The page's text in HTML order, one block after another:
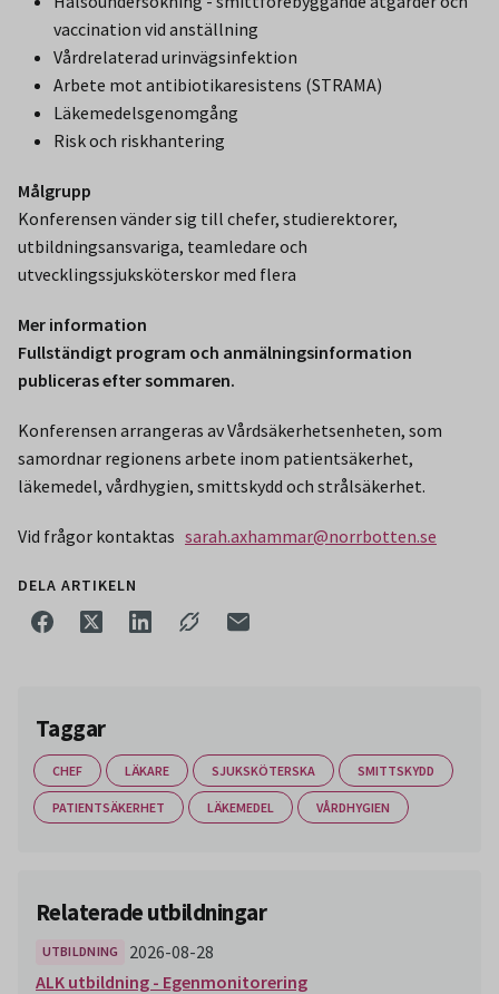
vaccination vid anställning
Vårdrelaterad urinvägsinfektion
Arbete mot antibiotikaresistens (STRAMA)
Läkemedelsgenomgång
Risk och riskhantering
Målgrupp
Konferensen vänder sig till chefer, studierektorer,
utbildningsansvariga, teamledare och
utvecklingssjuksköterskor med flera
Mer information
Fullständigt program och anmälningsinformation
publiceras efter sommaren.
Konferensen arrangeras av Vårdsäkerhetsenheten, som
samordnar regionens arbete inom patientsäkerhet,
läkemedel, vårdhygien, smittskydd och strålsäkerhet.
Vid frågor kontaktas sarah.axhammar@norrbotten.se
DELA ARTIKELN
Taggar
CHEF LÄKARE SJUKSKÖTERSKA SMITTSKYDD
PATIENTSÄKERHET LÄKEMEDEL VÅRDHYGIEN
Relaterade utbildningar
UTBILDNING
2026-08-28
ALK utbildning - Egenmonitorering